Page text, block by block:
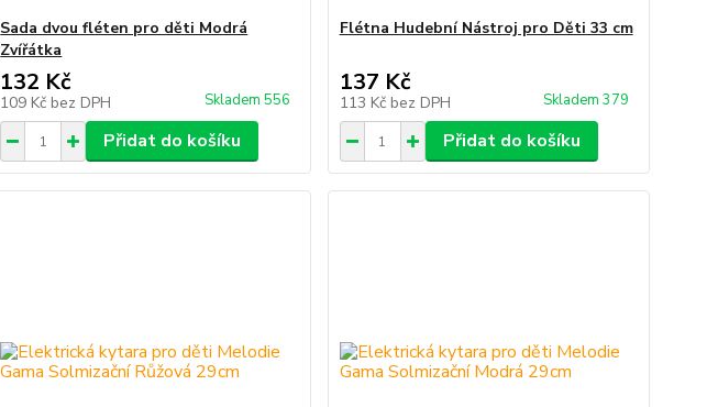
Sada dvou fléten pro děti Modrá
Zvířátka
132 Kč
109 Kč bez DPH Skladem 556
Přidat do košíku
Flétna Hudební Nástroj pro Děti 33 cm
137 Kč
113 Kč bez DPH Skladem 379
Přidat do košíku